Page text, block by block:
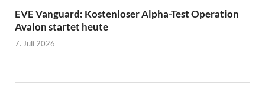
EVE Vanguard: Kostenloser Alpha-Test Operation
Avalon startet heute
7. Juli 2026